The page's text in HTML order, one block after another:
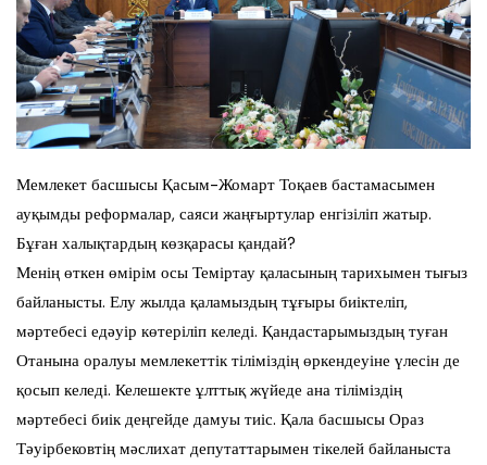
Мемлекет басшысы Қасым-Жомарт Тоқаев бастамасымен
ауқымды реформалар, саяси жаңғыртулар енгізіліп жатыр.
Бұған халықтардың көзқарасы қандай?
Менің өткен өмірім осы Теміртау қаласының тарихымен тығыз
байланысты. Елу жылда қаламыздың тұғыры биіктеліп,
мәртебесі едәуір көтеріліп келеді. Қандастарымыздың туған
Отанына оралуы мемлекеттік тіліміздің өркендеуіне үлесін де
қосып келеді. Келешекте ұлттық жүйеде ана тіліміздің
мәртебесі биік деңгейде дамуы тиіс. Қала басшысы Ораз
Тәуірбековтің мәслихат депутаттарымен тікелей байланыста